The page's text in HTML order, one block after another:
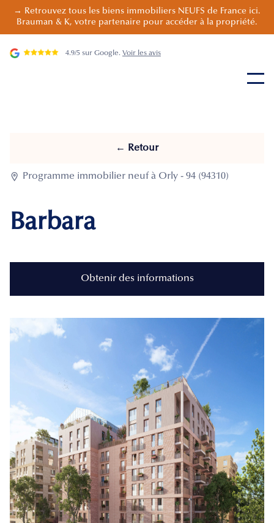
→ Retrouvez tous les biens immobiliers NEUFS de France ici.
Brauman & K, votre partenaire pour accéder à la propriété.
4.9/5 sur Google. Voir les avis
← Retour
 Programme immobilier neuf à Orly - 94 (94310)
Barbara
Obtenir des informations